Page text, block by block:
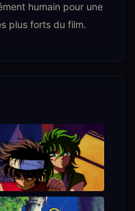
humain pour une
plus forts du film.